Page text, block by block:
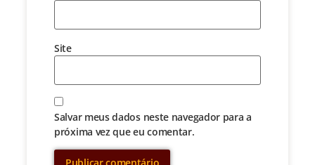
Site
Salvar meus dados neste navegador para a
próxima vez que eu comentar.